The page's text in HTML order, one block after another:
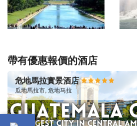
帶有優惠報價的酒店
危地馬拉實景酒店
瓜地馬拉市, 危地马拉